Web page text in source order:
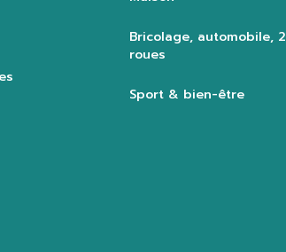
Bricolage, automobile, 2
roues
Sport & bien-être